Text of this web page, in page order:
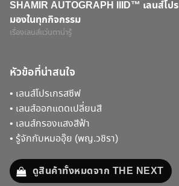
SHAMIR AUTOGRAPH IIID™ เลนส์โปร
มองในทุกกิจกรรม
เรื่องเลนส์แว่นตาน่ารู้
หัวข้อที่น่าสนใจ
• เลนส์โปรเกรสซีฟ
• เลนส์ออกแดดเปลี่ยนสี
• เลนส์กรองแสงสีฟ้า
• รู้จักกับหมออุ๊ย (พญ.วชิรา)
ดูสินค้าทั้งหมดจาก THE NEXT